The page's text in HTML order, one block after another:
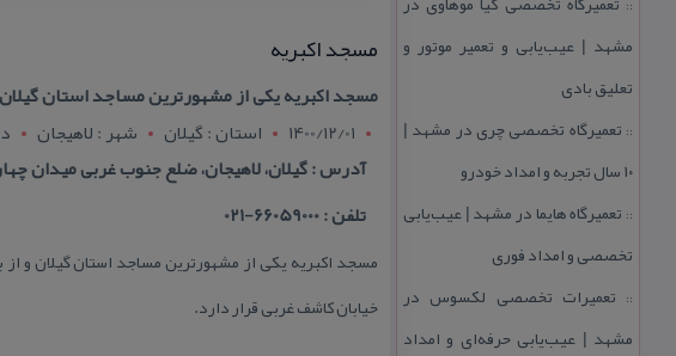
::
مشهد | عیب‌یابی و تعمیر موتور و
تعلیق بادی
:: تعمیرگاه تخصصی چری در مشهد |
۱۰ سال تجربه و امداد خودرو
:: تعمیرگاه هایما در مشهد | عیب‌یابی
تخصصی و امداد فوری
:: تعمیرات تخصصی لكسوس در
مشهد | عیب‌یابی حرفه‌ای و امداد
مسجد اكبریه
مسجد اكبریه یكی از مشهورترین مساجد استان
1400/12/01
استان : گيلان شهر : لاهيجان
آدرس : گیلان، لاهیجان، ضلع جنوب غربی میدان
تلفن : 66059000-021
مسجد اكبریه یكی از مشهورترین مساجد استان گیلان و
خیابان كاشف غربی قرار دارد.